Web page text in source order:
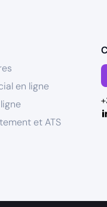
en ligne
et ATS